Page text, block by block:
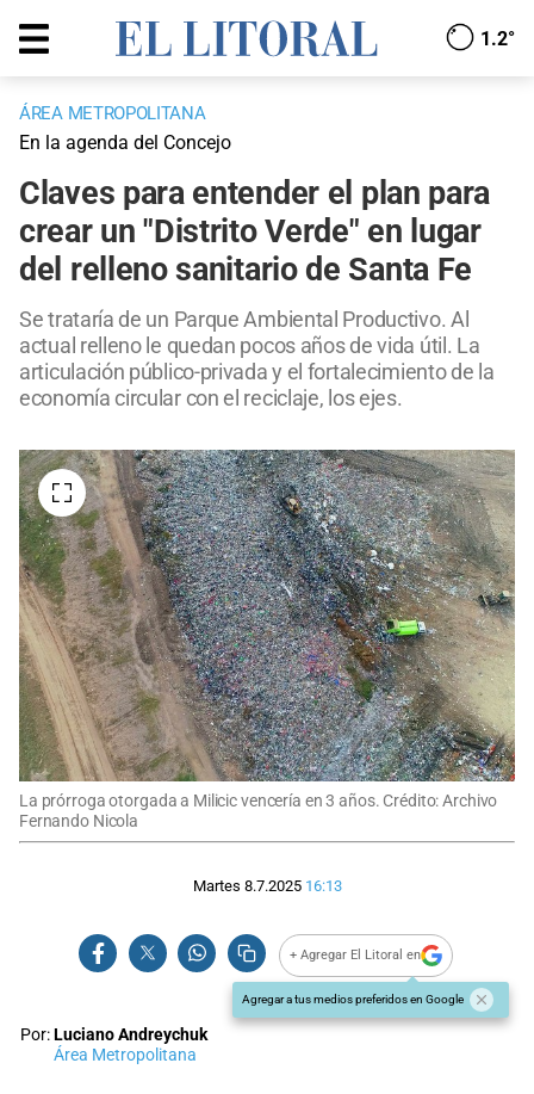
1.2°
ÁREA METROPOLITANA
En la agenda del Concejo
Claves para entender el plan para
crear un "Distrito Verde" en lugar
del relleno sanitario de Santa Fe
Se trataría de un Parque Ambiental Productivo. Al
actual relleno le quedan pocos años de vida útil. La
articulación público-privada y el fortalecimiento de la
economía circular con el reciclaje, los ejes.
La prórroga otorgada a Milicic vencería en 3 años. Crédito: Archivo
Fernando Nicola
Martes 8.7.2025 16:13
+ Agregar El Litoral en
Agregar a tus medios preferidos en Google
Por:Luciano Andreychuk
Área Metropolitana